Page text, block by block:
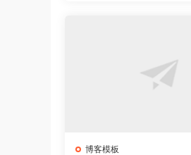
博客模板